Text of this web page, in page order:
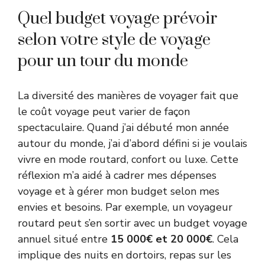
Quel budget voyage prévoir
selon votre style de voyage
pour un tour du monde
La diversité des manières de voyager fait que
le coût voyage peut varier de façon
spectaculaire. Quand j’ai débuté mon année
autour du monde, j’ai d’abord défini si je voulais
vivre en mode routard, confort ou luxe. Cette
réflexion m’a aidé à cadrer mes dépenses
voyage et à gérer mon budget selon mes
envies et besoins. Par exemple, un voyageur
routard peut s’en sortir avec un budget voyage
annuel situé entre 15 000€ et 20 000€. Cela
implique des nuits en dortoirs, repas sur les